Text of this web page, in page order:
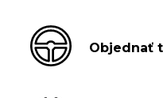
Objednať